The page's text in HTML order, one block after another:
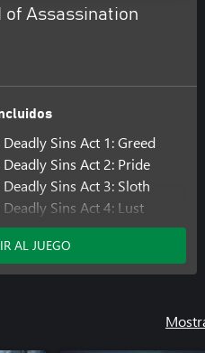
of Assassination
Sins Act 1: Greed
Sins Act 2: Pride
Sins Act 3: Sloth
Sins Act 4: Lust
Sins Act 5: Gluttony
Deadly Sins Act 7: Wrath
Sins Act 6: Envy
IR AL JUEGO